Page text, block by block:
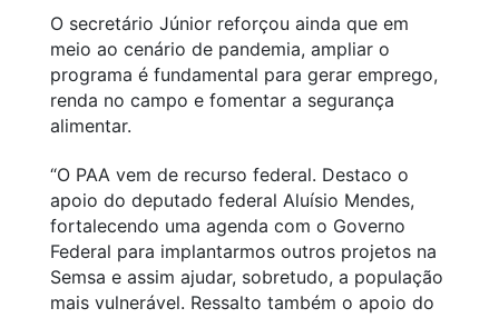
O secretário Júnior reforçou ainda que em
meio ao cenário de pandemia, ampliar o
programa é fundamental para gerar emprego,
renda no campo e fomentar a segurança
alimentar.
“O PAA vem de recurso federal. Destaco o
apoio do deputado federal Aluísio Mendes,
fortalecendo uma agenda com o Governo
Federal para implantarmos outros projetos na
Semsa e assim ajudar, sobretudo, a população
mais vulnerável. Ressalto também o apoio do